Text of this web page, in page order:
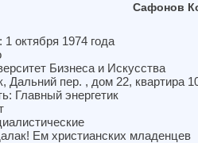
Сафонов
октября 1974 года
Бизнеса и Искусства
Дальний пер. , дом 22, квартира
Главный энергетик
Ем христианских младенцев